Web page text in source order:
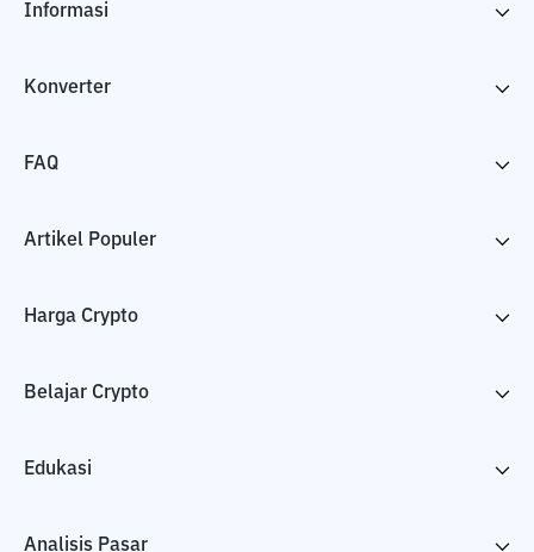
Informasi
Konverter
FAQ
Artikel Populer
Harga Crypto
Belajar Crypto
Edukasi
Analisis Pasar